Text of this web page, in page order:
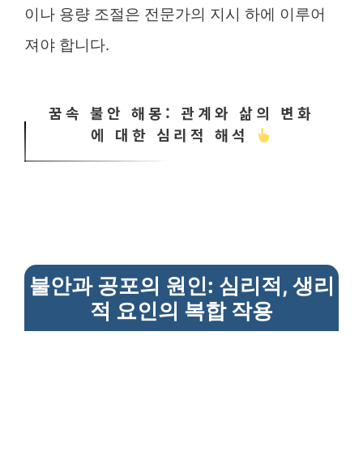
이나 용량 조절은 전문가의 지시 하에 이루어
져야 합니다.
꿈속 불안 해몽: 관계와 삶의 변화
에 대한 심리적 해석
불안과 공포의 원인: 심리적, 생리
적 요인의 복합 작용